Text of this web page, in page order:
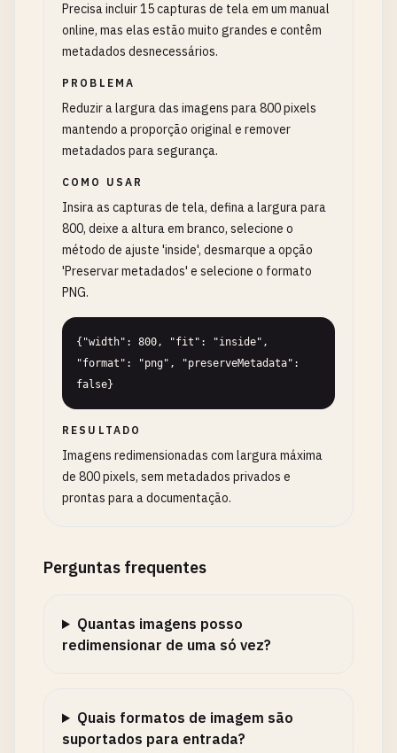
Precisa incluir 15 capturas de tela em um manual
online, mas elas estão muito grandes e contêm
metadados desnecessários.
PROBLEMA
Reduzir a largura das imagens para 800 pixels
mantendo a proporção original e remover
metadados para segurança.
COMO USAR
Insira as capturas de tela, defina a largura para
800, deixe a altura em branco, selecione o
método de ajuste 'inside', desmarque a opção
'Preservar metadados' e selecione o formato
PNG.
{"width": 800, "fit": "inside",
"format": "png", "preserveMetadata":
false}
RESULTADO
Imagens redimensionadas com largura máxima
de 800 pixels, sem metadados privados e
prontas para a documentação.
Perguntas frequentes
Quantas imagens posso
redimensionar de uma só vez?
Quais formatos de imagem são
suportados para entrada?